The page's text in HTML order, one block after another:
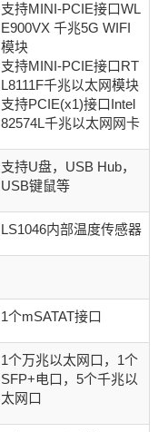
支持MINI-PCIE接口WL
E900VX 千兆5G WIFI
模块
支持MINI-PCIE接口RT
L8111F千兆以太网模块
支持PCIE(x1)接口Intel
82574L千兆以太网网卡
支持U盘，USB Hub，
USB键鼠等
LS1046内部温度传感器
1个mSATAT接口
1个万兆以太网口，1个
SFP+电口，5个千兆以
太网口